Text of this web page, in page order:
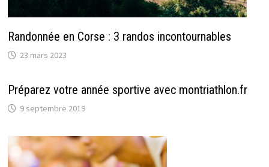
Randonnée en Corse : 3 randos incontournables
23 mars 2023
Préparez votre année sportive avec montriathlon.fr
9 septembre 2019